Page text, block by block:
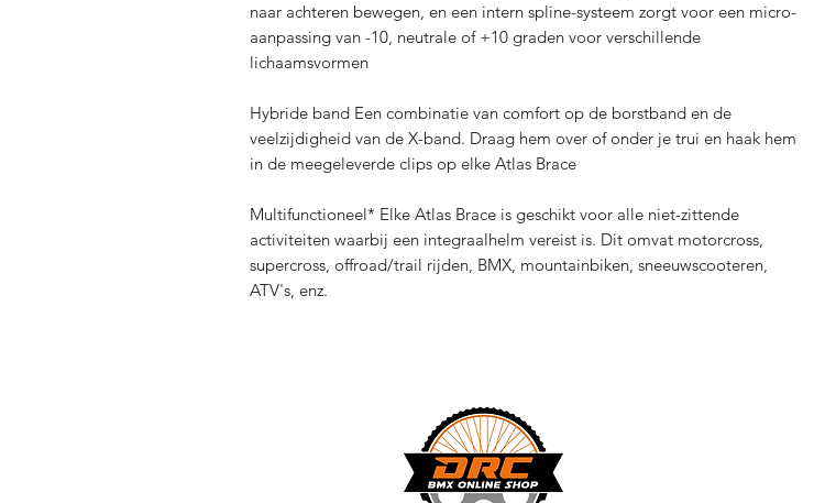
naar achteren bewegen, en een intern spline-systeem zorgt voor een micro-
aanpassing van -10, neutrale of +10 graden voor verschillende
lichaamsvormen
Hybride band Een combinatie van comfort op de borstband en de
veelzijdigheid van de X-band. Draag hem over of onder je trui en haak hem
in de meegeleverde clips op elke Atlas Brace
Multifunctioneel* Elke Atlas Brace is geschikt voor alle niet-zittende
activiteiten waarbij een integraalhelm vereist is. Dit omvat motorcross,
supercross, offroad/trail rijden, BMX, mountainbiken, sneeuwscooteren,
ATV's, enz.